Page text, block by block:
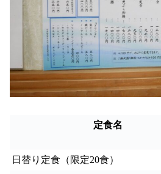
定食名
日替り定食（限定20食）